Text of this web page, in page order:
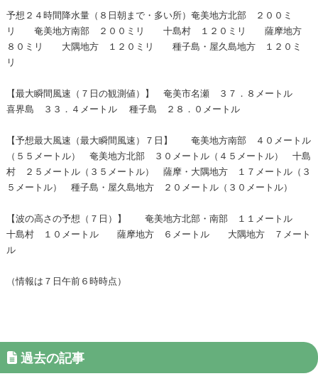
予想２４時間降水量（８日朝まで・多い所）奄美地方北部 ２００ミ
リ 奄美地方南部 ２００ミリ 十島村 １２０ミリ 薩摩地方
８０ミリ 大隅地方 １２０ミリ 種子島・屋久島地方 １２０ミ
リ
【最大瞬間風速（７日の観測値）】 奄美市名瀬 ３７．８メートル
喜界島 ３３．４メートル 種子島 ２８．０メートル
【予想最大風速（最大瞬間風速）７日】 奄美地方南部 ４０メートル
（５５メートル） 奄美地方北部 ３０メートル（４５メートル） 十島
村 ２５メートル（３５メートル） 薩摩・大隅地方 １７メートル（３
５メートル） 種子島・屋久島地方 ２０メートル（３０メートル）
【波の高さの予想（７日）】 奄美地方北部・南部 １１メートル
十島村 １０メートル 薩摩地方 ６メートル 大隅地方 ７メート
ル
（情報は７日午前６時時点）
過去の記事